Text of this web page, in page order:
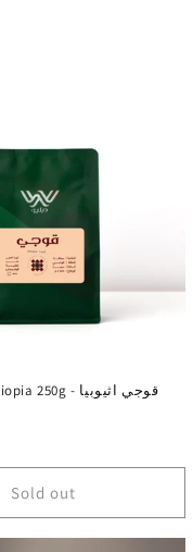
Dapilio Guji Ethiopia 250g - قوجي اثيوبيا
Sold out